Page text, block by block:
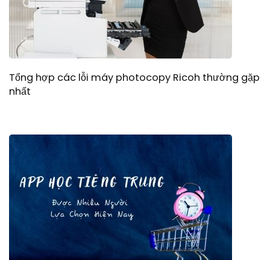
Tổng hợp các lỗi máy photocopy Ricoh thường gặp
nhất